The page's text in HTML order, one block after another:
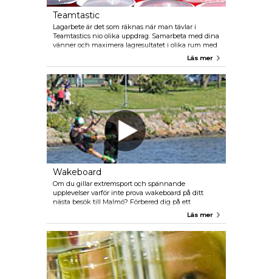
Teamtastic
Lagarbete är det som räknas när man tävlar i
Teamtastics nio olika uppdrag. Samarbeta med dina
vänner och maximera lagresultatet i olika rum med
samarbetsövning på hästryggen.
Läs mer
Wakeboard
Om du gillar extremsport och spännande
upplevelser varför inte prova wakeboard på ditt
nästa besök till Malmö? Förbered dig på ett
oförglömligt äventyr när du skär genom vågorna
Hamnen med magnifika Turning Torso som
bakgrund.
Läs mer